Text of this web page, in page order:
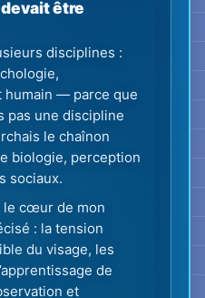
à la méthode
travail sur le visage
Pour lire les
opinion plus
avec plus de
interprétation.